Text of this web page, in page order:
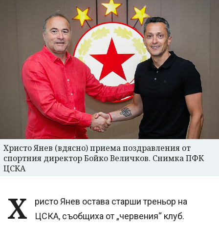
Христо Янев (вдясно) приема поздравления от
спортния директор Бойко Величков. Снимка ПФК
ЦСКА
Х
ристо Янев остава старши треньор на
ЦСКА, съобщиха от „червения“ клуб.